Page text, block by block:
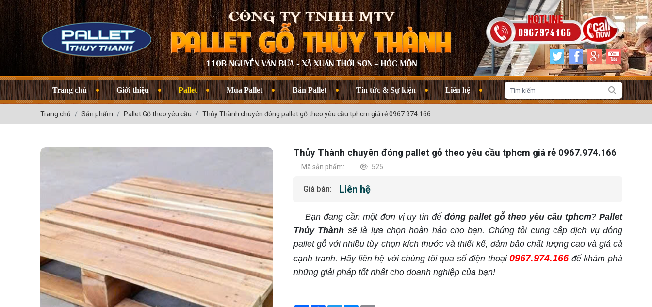
0967974166
Trang chủ Giới thiệu Pallet Mua Pallet Bán Pallet Tin tức & Sự kiện Liên hệ
Trang chủ Sản phẩm Pallet Gỗ theo yêu cầu Thủy Thành chuyên đóng pallet gỗ theo yêu cầu tphcm giá rẻ 0967.974.166
Thủy Thành chuyên đóng pallet gỗ theo yêu cầu tphcm giá rẻ 0967.974.166
Mã sản phẩm: 525
Giá bán: Liên hệ
Bạn đang cần một đơn vị uy tín đểđóng pallet gỗ theo yêu cầu tphcm?Pallet
Thủy Thành sẽ là lựa chọn hoàn hảo cho bạn. Chúng tôi cung cấp dịch vụ đóng
pallet gỗ với nhiều tùy chọn kích thước và thiết kế, đảm bảo chất lượng cao và giá cả
cạnh tranh. Hãy liên hệ với chúng tôi qua số điện thoại0967.974.166 để khám phá
những giải pháp tốt nhất cho doanh nghiệp của bạn!